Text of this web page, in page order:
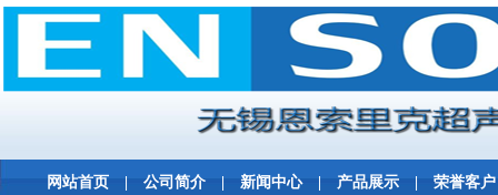
网站首页 |公司简介 |新闻中心| 产品展示 |荣誉客户